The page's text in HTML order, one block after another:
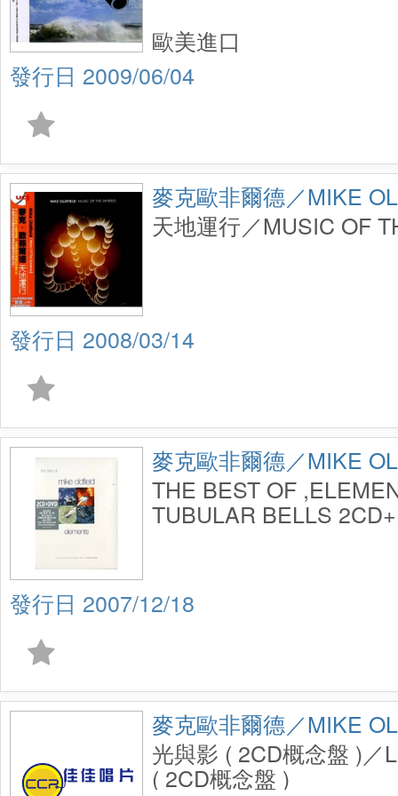
2009/06/04
歐美進口
麥克歐非爾德／MIKE
天地運行／MUSIC OF
2008/03/14
麥克歐非爾德／MIKE
THE BEST OF
TUBULAR BELLS
2007/12/18
麥克歐非爾德／MIKE
光與影 ( 2CD概念盤 )／
( 2CD概念盤 )